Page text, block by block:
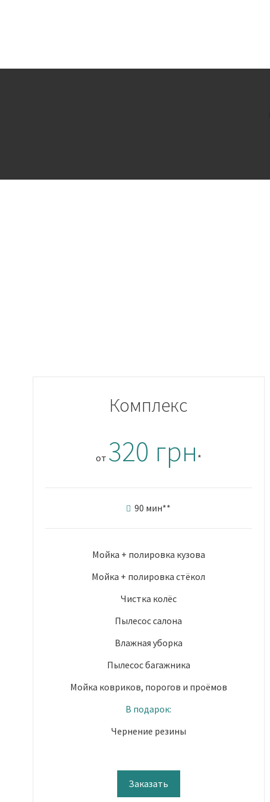
Комплекс
от 320 грн *
90 мин**
Мойка + полировка кузова
Мойка + полировка стёкол
Чистка колёс
Пылесос салона
Влажная уборка
Пылесос багажника
Мойка ковриков, порогов и проёмов
В подарок:
Чернение резины
Заказать